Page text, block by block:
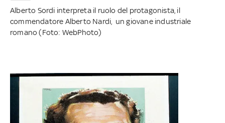
Alberto Sordi interpreta il ruolo del protagonista, il
commendatore Alberto Nardi, un giovane industriale
romano (Foto: WebPhoto)